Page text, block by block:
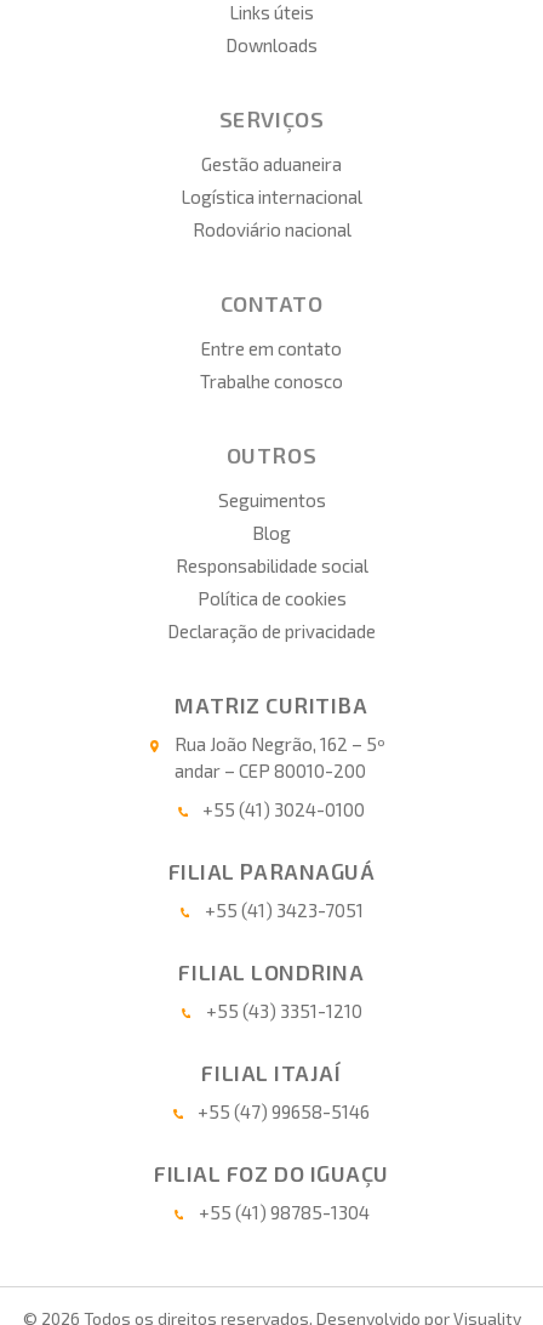
Links úteis
Downloads
SERVIÇOS
Gestão aduaneira
Logística internacional
Rodoviário nacional
CONTATO
Entre em contato
Trabalhe conosco
OUTROS
Seguimentos
Blog
Responsabilidade social
Política de cookies
Declaração de privacidade
MATRIZ CURITIBA
Rua João Negrão, 162 – 5º
andar – CEP 80010-200
+55 (41) 3024-0100
FILIAL PARANAGUÁ
+55 (41) 3423-7051
FILIAL LONDRINA
+55 (43) 3351-1210
FILIAL ITAJAÍ
+55 (47) 99658-5146
FILIAL FOZ DO IGUAÇU
+55 (41) 98785-1304
© 2026 Todos os direitos reservados. Desenvolvido porVisuality